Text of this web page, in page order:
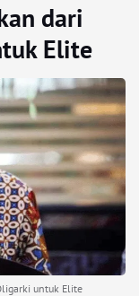
dari
Elite
untuk Elite